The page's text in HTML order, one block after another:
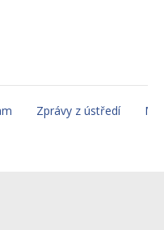
Zprávy z ústředí